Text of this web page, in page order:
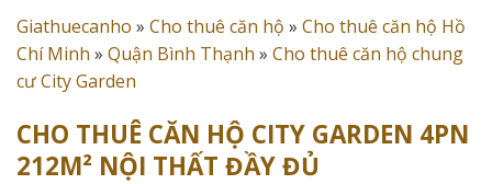
Giathuecanho » Cho thuê căn hộ » Cho thuê căn hộ Hồ
Chí Minh » Quận Bình Thạnh » Cho thuê căn hộ chung
cư City Garden
CHO THUÊ CĂN HỘ CITY GARDEN 4PN
212M² NỘI THẤT ĐẦY ĐỦ